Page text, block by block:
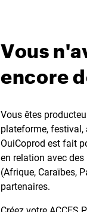
Vous
encore
Vous êtes
plateforme, festival,
OuiCoprod est fait
en relation avec
(Afrique, Caraïbes,
partenaires.